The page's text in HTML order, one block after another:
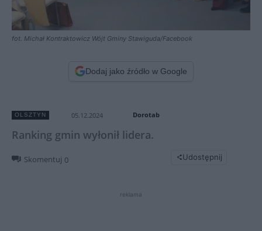
fot. Michał Kontraktowicz Wójt Gminy Stawiguda/Facebook
Dodaj jako źródło w Google
OLSZTYN 05.12.2024 Dorotab
Ranking gmin wyłonił lidera.
Skomentuj 0 Udostępnij
reklama